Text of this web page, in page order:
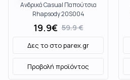
Ανδρικά Casual Παπούτσια
Rhapsody 20S004
19.9€ 59.9€
Δες το στοparex.gr
Προβολή προϊόντος